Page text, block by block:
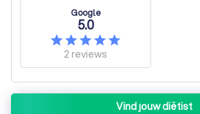
Google
5.0
2 reviews
Vind jouw diëtist